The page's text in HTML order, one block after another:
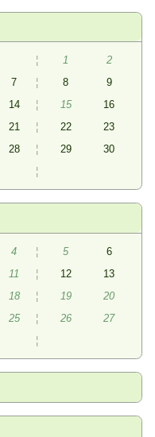
¦ 1
2
7 ¦ 8
9
14 ¦ 15
16
21 ¦ 22
23
28 ¦ 29
30
¦
4 ¦ 5
6
11 ¦ 12
13
18 ¦ 19
20
25 ¦ 26
27
¦